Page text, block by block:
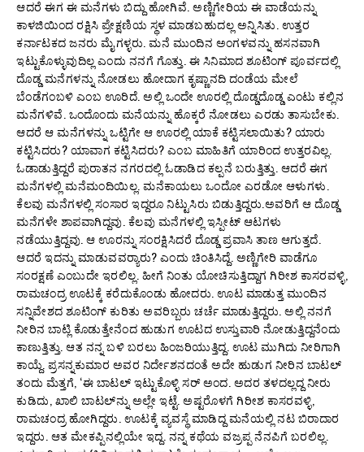
ಆದರೆ ಈಗ ಈ ಮನೆಗಳು ಬಿದ್ದು ಹೋಗಿವೆ. ಅಣ್ಣಿಗೇರಿಯ ಈ ವಾಡೆಯನ್ನು
ಕಾಳಜಿಯಿಂದ ರಕ್ಷಿಸಿ ಪ್ರೇಕ್ಷಣಿಯ ಸ್ಥಳ ಮಾಡಬಹುದಲ್ಲ ಅನ್ನಿಸಿತು. ಉತ್ತರ
ಕರ್ನಾಟಕದ ಜನರು ಮೈಗಳ್ಳರು. ಮನೆ ಮುಂದಿನ ಅಂಗಳವನ್ನು ಹಸನವಾಗಿ
ಇಟ್ಟುಕೊಳ್ಳುವುದಿಲ್ಲ ಎಂದು ನನಗೆ ಗೊತ್ತು. ಈ ಸಿನಿಮಾದ ಶೂಟಿಂಗ್ ಪೂರ್ವದಲ್ಲಿ
ದೊಡ್ಡ ಮನೆಗಳನ್ನು ನೋಡಲು ಹೋದಾಗ ಕೃಷ್ಣಾನದಿ ದಂಡೆಯ ಮೇಲೆ
ಬೆಂಡೆಗಂಬಳಿ ಎಂಬ ಊರಿದೆ. ಅಲ್ಲಿ ಒಂದೇ ಊರಲ್ಲಿ ದೊಡ್ಡದೊಡ್ಡ ಎಂಟು ಕಲ್ಲಿನ
ಮನೆಗಳಿವೆ. ಒಂದೊಂದು ಮನೆಯನ್ನು ಹೊಕ್ಕರೆ ನೋಡಲು ಎರಡು ತಾಸುಬೇಕು.
ಆದರೆ ಆ ಮನೆಗಳನ್ನು ಒಟ್ಟಿಗೇ ಆ ಊರಲ್ಲಿ ಯಾಕೆ ಕಟ್ಟಿಸಲಾಯಿತು? ಯಾರು
ಕಟ್ಟಿಸಿದರು? ಯಾವಾಗ ಕಟ್ಟಿಸಿದರು? ಎಂಬ ಮಾಹಿತಿಗೆ ಯಾರಿಂದ ಉತ್ತರವಿಲ್ಲ.
ಓಡಾಡುತ್ತಿದ್ದರೆ ಪುರಾತನ ನಗರದಲ್ಲಿ ಓಡಾಡಿದ ಕಲ್ಪನೆ ಬರುತ್ತಿತ್ತು. ಆದರೆ ಈಗ
ಮನೆಗಳಲ್ಲಿ ಮನೆಮಂದಿಯಿಲ್ಲ. ಮನೆಕಾಯಲು ಒಂದೋ ಎರಡೋ ಆಳುಗಳು.
ಕೆಲವು ಮನೆಗಳಲ್ಲಿ ಸಂಸಾರ ಇದ್ದರೂ ನಿಟ್ಟುಸಿರು ಬಿಡುತ್ತಿದ್ದರು.ಅವರಿಗೆ ಆ ದೊಡ್ಡ
ಮನೆಗಳೇ ಶಾಪವಾಗಿದ್ದವು. ಕೆಲವು ಮನೆಗಳಲ್ಲಿ ಇಸ್ಪೀಟ್ ಆಟಗಳು
ನಡೆಯುತ್ತಿದ್ದವು. ಆ ಊರನ್ನು ಸಂರಕ್ಷಿಸಿದರೆ ದೊಡ್ಡ ಪ್ರವಾಸಿ ತಾಣ ಆಗುತ್ತದೆ.
ಆದರೆ ಇದನ್ನು ಮಾಡುವವರ‍್ಯಾರು? ಎಂದು ಚಿಂತಿಸಿದ್ದೆ. ಅಣ್ಣಿಗೇರಿ ವಾಡೆಗೂ
ಸಂರಕ್ಷಣೆ ಎಂಬುದೇ ಇರಲಿಲ್ಲ. ಹೀಗೆ ನಿಂತು ಯೋಚಿಸುತ್ತಿದ್ದಾಗ ಗಿರೀಶ ಕಾಸರವಳ್ಳಿ,
ರಾಮಚಂದ್ರ ಊಟಕ್ಕೆ ಕರೆದುಕೊಂಡು ಹೋದರು. ಊಟ ಮಾಡುತ್ತ ಮುಂದಿನ
ಸನ್ನಿವೇಶದ ಶೂಟಿಂಗ್ ಕುರಿತು ಅವರಿಬ್ಬರು ಚರ್ಚೆ ಮಾಡುತ್ತಿದ್ದರು. ಅಲ್ಲಿ ನನಗೆ
ನೀರಿನ ಬಾಟ್ಲಿ ಕೊಡುತ್ತೇನೆಂದ ಹುಡುಗ ಊಟದ ಉಸ್ತುವಾರಿ ನೋಡುತ್ತಿದ್ದನೆಂದು
ಕಾಣುತ್ತಿತ್ತು. ಆತ ನನ್ನ ಬಳಿ ಬರಲು ಹಿಂಜರಿಯುತ್ತಿದ್ದ. ಊಟ ಮುಗಿದು ನೀರಿಗಾಗಿ
ಕಾಯ್ದೆ. ಪ್ರಸನ್ನಕುಮಾರ ಅವರ ನಿರ್ದೇಶನದಂತೆ ಅದೇ ಹುಡುಗ ನೀರಿನ ಬಾಟಲ್
ತಂದು ಮೆತ್ತಗೆ, ‘ಈ ಬಾಟಲ್ ಇಟ್ಟುಕೊಳ್ಳಿ ಸರ್ ಅಂದ. ಅದರ ತಳದಲ್ಲದ್ದ ನೀರು
ಕುಡಿದು, ಖಾಲಿ ಬಾಟಲ್‌ನ್ನು ಅಲ್ಲೇ ಇಟ್ಟೆ. ಅಷ್ಟರೊಳಗೆ ಗಿರೀಶ ಕಾಸರವಳ್ಳಿ,
ರಾಮಚಂದ್ರ ಹೋಗಿದ್ದರು. ಊಟಕ್ಕೆ ವ್ಯವಸ್ಥೆ ಮಾಡಿದ್ದ ಮನೆಯಲ್ಲಿ ನಟ ಬಿರಾದಾರ
ಇದ್ದರು. ಆತ ಮೇಕಪ್ಪಿನಲ್ಲಿಯೇ ಇದ್ದ. ನನ್ನ ಕಥೆಯ ವಜ್ರಪ್ಪ ನೆನಪಿಗೆ ಬರಲಿಲ್ಲ.